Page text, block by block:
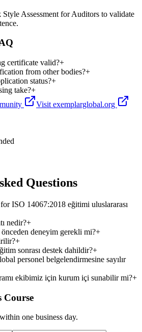
Assessment for Auditors to validate
certificate valid?+
from other bodies?+
status?+
take?+
Visit exemplarglobal.org
Questions
ISO 14067:2018 eğitimi uluslararası
nedir?+
deneyim gerekli mi?+
+
sonrası destek dahildir?+
personel belgelendirmesine sayılır
ekibimiz için kurum içi sunabilir mi?+
Course
one business day.